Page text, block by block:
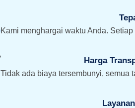
Kami menghargai waktu Anda.
Harga
Tidak ada biaya tersembunyi, semua